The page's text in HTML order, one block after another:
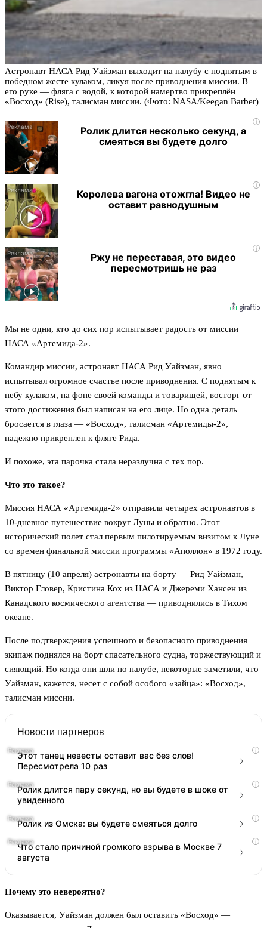
Астронавт НАСА Рид Уайзман выходит на палубу с поднятым в
победном жесте кулаком, ликуя после приводнения миссии. В
его руке — фляга с водой, к которой намертво прикреплён
«Восход» (Rise), талисман миссии. (Фото: NASA/Keegan Barber)
i
Ролик длится несколько секунд, а
смеяться вы будете долго
i
Королева вагона отожгла! Видео не
оставит равнодушным
i
Ржу не переставая, это видео
пересмотришь не раз
Мы не одни, кто до сих пор испытывает радость от миссии
НАСА «Артемида-2».
Командир миссии, астронавт НАСА Рид Уайзман, явно
испытывал огромное счастье после приводнения. С поднятым к
небу кулаком, на фоне своей команды и товарищей, восторг от
этого достижения был написан на его лице. Но одна деталь
бросается в глаза — «Восход», талисман «Артемиды-2»,
надежно прикреплен к фляге Рида.
И похоже, эта парочка стала неразлучна с тех пор.
Что это такое?
Миссия НАСА «Артемида-2» отправила четырех астронавтов в
10-дневное путешествие вокруг Луны и обратно. Этот
исторический полет стал первым пилотируемым визитом к Луне
со времен финальной миссии программы «Аполлон» в 1972 году.
В пятницу (10 апреля) астронавты на борту — Рид Уайзман,
Виктор Гловер, Кристина Кох из НАСА и Джереми Хансен из
Канадского космического агентства — приводнились в Тихом
океане.
После подтверждения успешного и безопасного приводнения
экипаж поднялся на борт спасательного судна, торжествующий и
сияющий. Но когда они шли по палубе, некоторые заметили, что
Уайзман, кажется, несет с собой особого «зайца»: «Восход»,
талисман миссии.
Новости партнеров
i
Этот танец невесты оставит вас без слов!
Пересмотрела 10 раз
i
Ролик длится пару секунд, но вы будете в шоке от
увиденного
i
Ролик из Омска: вы будете смеяться долго
i
Что стало причиной громкого взрыва в Москве 7
августа
Почему это невероятно?
Оказывается, Уайзман должен был оставить «Восход» —